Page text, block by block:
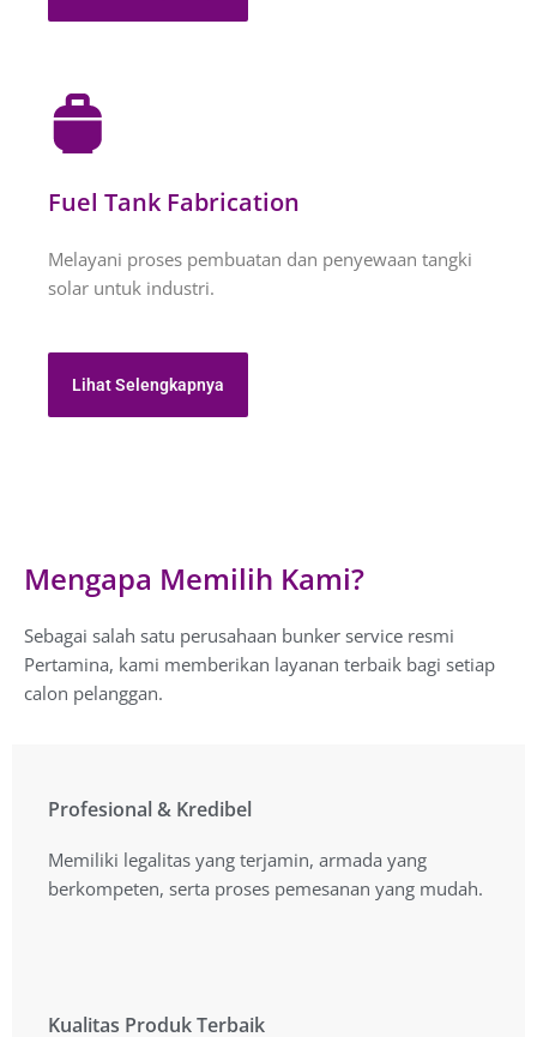
Fuel Tank Fabrication
Melayani proses pembuatan dan penyewaan tangki
solar untuk industri.
Lihat Selengkapnya
Mengapa Memilih Kami?
Sebagai salah satu perusahaan bunker service resmi
Pertamina, kami memberikan layanan terbaik bagi setiap
calon pelanggan.
Profesional & Kredibel
Memiliki legalitas yang terjamin, armada yang
berkompeten, serta proses pemesanan yang mudah.
Profesional & Kredibel
Memiliki legalitas yang terjamin, armada yang
berkompeten, serta proses pemesanan yang mudah.
Kualitas Produk Terbaik